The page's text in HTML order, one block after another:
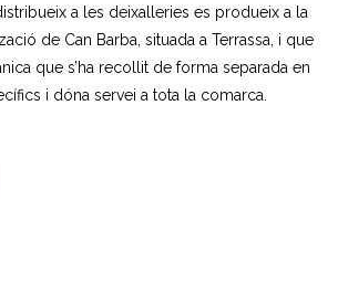
Barba
a les deixalleries es produeix a la
de Can Barba, situada a Terrassa, i que
que s’ha recollit de forma separada en
i dóna servei a tota la comarca.